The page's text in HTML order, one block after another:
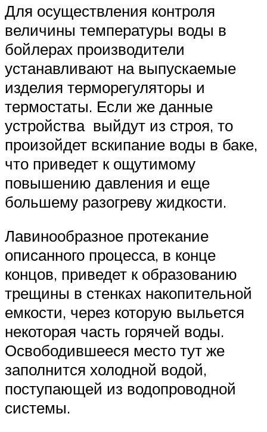
Для осуществления контроля
величины температуры воды в
бойлерах производители
устанавливают на выпускаемые
изделия терморегуляторы и
термостаты. Если же данные
устройства выйдут из строя, то
произойдет вскипание воды в баке,
что приведет к ощутимому
повышению давления и еще
большему разогреву жидкости.
Лавинообразное протекание
описанного процесса, в конце
концов, приведет к образованию
трещины в стенках накопительной
емкости, через которую выльется
некоторая часть горячей воды.
Освободившееся место тут же
заполнится холодной водой,
поступающей из водопроводной
системы.